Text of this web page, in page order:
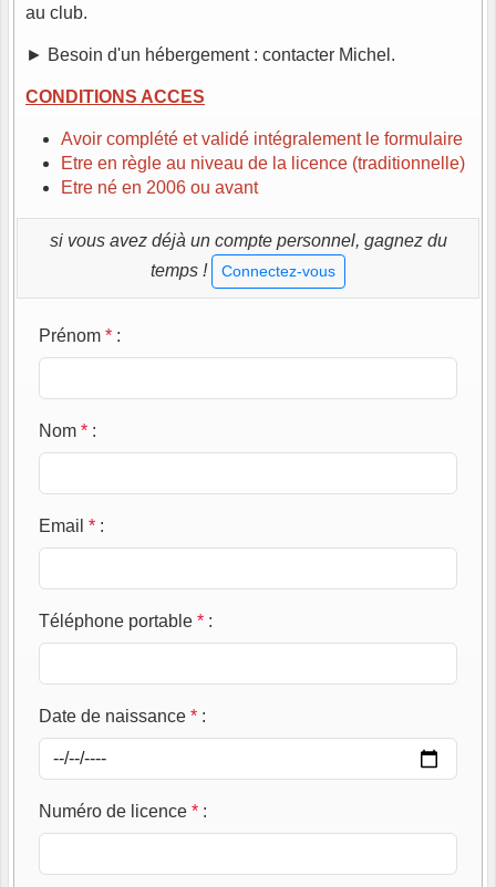
au club.
► Besoin d'un hébergement : contacter Michel.
CONDITIONS ACCES
Avoir complété et validé intégralement le formulaire
Etre en règle au niveau de la licence (traditionnelle)
Etre né en 2006 ou avant
si vous avez déjà un compte personnel, gagnez du
temps !
Connectez-vous
Prénom * :
Nom * :
Email * :
Téléphone portable * :
Date de naissance * :
Numéro de licence * :